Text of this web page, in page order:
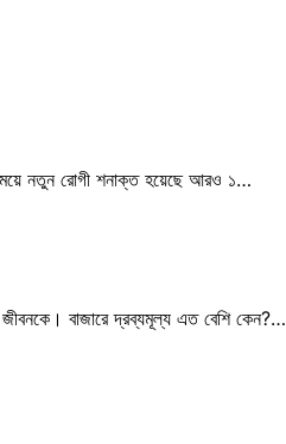
নতুন রোগী শনাক্ত হয়েছে আরও ১…
জীবনকে। বাজারে দ্রব্যমূল্য এত বেশি কেন?…